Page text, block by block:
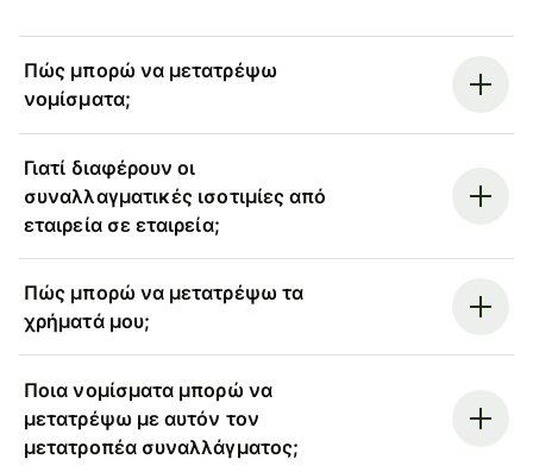
Πώς μπορώ να μετατρέψω
νομίσματα;
Γιατί διαφέρουν οι
συναλλαγματικές ισοτιμίες από
εταιρεία σε εταιρεία;
Πώς μπορώ να μετατρέψω τα
χρήματά μου;
Ποια νομίσματα μπορώ να
μετατρέψω με αυτόν τον
μετατροπέα συναλλάγματος;